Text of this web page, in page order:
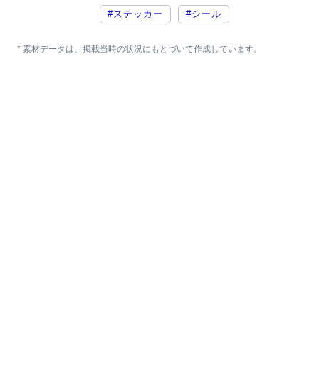
#ステッカー #シール
* 素材データは、掲載当時の状況にもとづいて作成しています。